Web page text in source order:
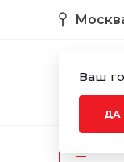
Ваш
ДА